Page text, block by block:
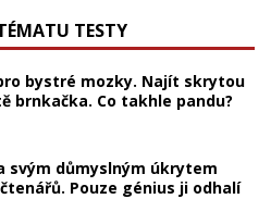
TESTY
bystré mozky. Najít skrytou
brnkačka. Co takhle pandu?
svým důmyslným úkrytem
Pouze génius ji odhalí